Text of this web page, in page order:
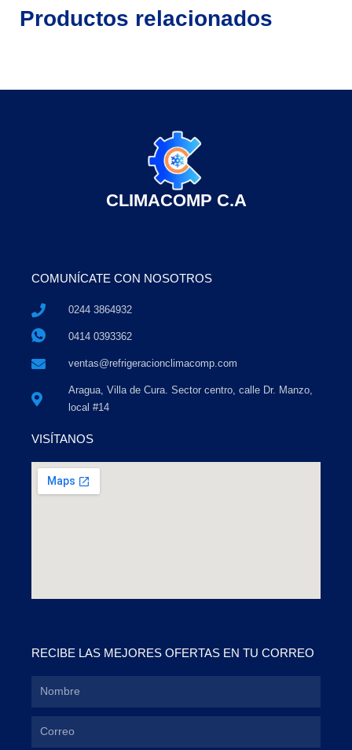
Productos relacionados
CLIMACOMP C.A
COMUNÍCATE CON NOSOTROS
0244 3864932
0414 0393362
ventas@refrigeracionclimacomp.com
Aragua, Villa de Cura. Sector centro, calle Dr. Manzo,
local #14
VISÍTANOS
RECIBE LAS MEJORES OFERTAS EN TU CORREO